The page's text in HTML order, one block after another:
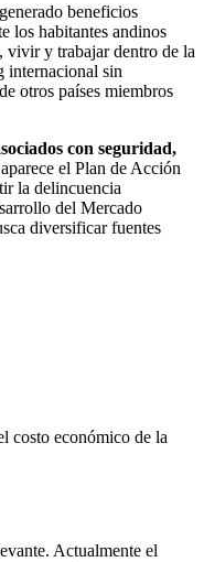
beneficios
los habitantes andinos
vivir y trabajar dentro de la
internacional sin
otros países miembros
con seguridad,
el Plan de Acción
la delincuencia
del Mercado
diversificar fuentes
costo económico de la
Actualmente el